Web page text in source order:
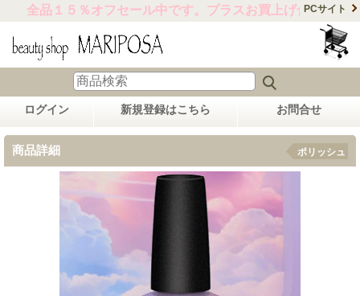
全品１５％オフセール中です。プラスお買上げ合計金額
PCサイト
ログイン 新規登録はこちら お問合せ
商品詳細 ポリッシュ